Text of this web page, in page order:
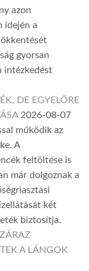
azon
idején a
gyorsan
intézkedést
DE EGYELŐRE
2026-08-07
működik az
A
feltöltése is
már dolgoznak a
két
biztosítja.
A LÁNGOK